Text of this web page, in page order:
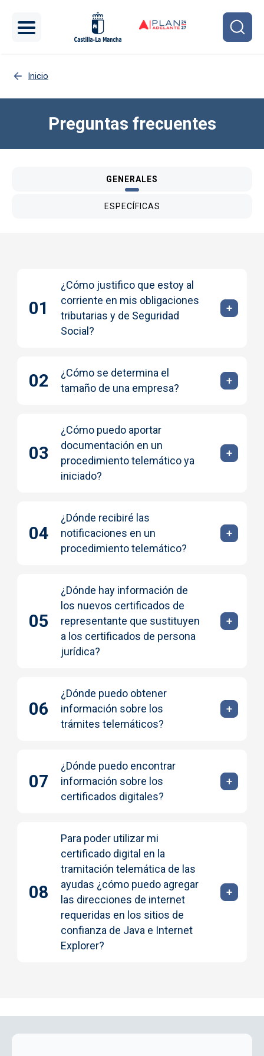
Inicio
Preguntas frecuentes
GENERALES
ESPECÍFICAS
¿Cómo justifico que estoy al
corriente en mis obligaciones
tributarias y de Seguridad
Social?
¿Cómo se determina el
tamaño de una empresa?
¿Cómo puedo aportar
documentación en un
procedimiento telemático ya
iniciado?
¿Dónde recibiré las
notificaciones en un
procedimiento telemático?
¿Dónde hay información de
los nuevos certificados de
representante que sustituyen
a los certificados de persona
jurídica?
¿Dónde puedo obtener
información sobre los
trámites telemáticos?
¿Dónde puedo encontrar
información sobre los
certificados digitales?
Para poder utilizar mi
certificado digital en la
tramitación telemática de las
ayudas ¿cómo puedo agregar
las direcciones de internet
requeridas en los sitios de
confianza de Java e Internet
Explorer?